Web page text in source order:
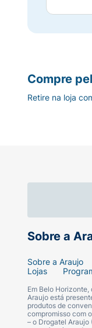
Sobre a
Sobre a Araujo
Lojas
Em Belo
Araujo está
produtos de
compromisso com
– o Drogatel
Compre
Retire na loja